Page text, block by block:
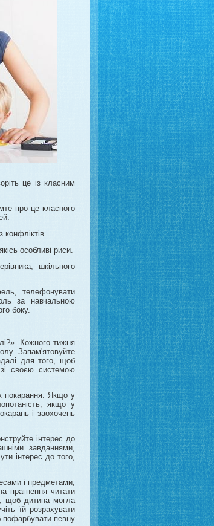
це із класним
про це класного
конфліктів.
особливі риси.
шкільного
телефонувати
за навчальною
боку.
Кожного тижня
Запам'ятовуйте
для того, щоб
своєю системою
покарання. Якщо у
якщо у
і заохочень
інтерес до
завданнями,
інтерес до того,
і предметами,
прагнення читати
щоб дитина могла
їй розрахувати
пофарбувати певну